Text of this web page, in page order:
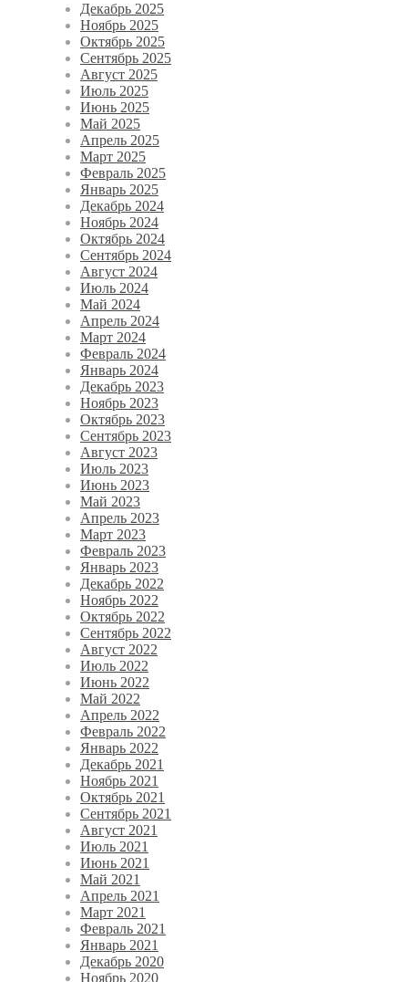
Декабрь 2025
Ноябрь 2025
Октябрь 2025
Сентябрь 2025
Август 2025
Июль 2025
Июнь 2025
Май 2025
Апрель 2025
Март 2025
Февраль 2025
Январь 2025
Декабрь 2024
Ноябрь 2024
Октябрь 2024
Сентябрь 2024
Август 2024
Июль 2024
Май 2024
Апрель 2024
Март 2024
Февраль 2024
Январь 2024
Декабрь 2023
Ноябрь 2023
Октябрь 2023
Сентябрь 2023
Август 2023
Июль 2023
Июнь 2023
Май 2023
Апрель 2023
Март 2023
Февраль 2023
Январь 2023
Декабрь 2022
Ноябрь 2022
Октябрь 2022
Сентябрь 2022
Август 2022
Июль 2022
Июнь 2022
Май 2022
Апрель 2022
Февраль 2022
Январь 2022
Декабрь 2021
Ноябрь 2021
Октябрь 2021
Сентябрь 2021
Август 2021
Июль 2021
Июнь 2021
Май 2021
Апрель 2021
Март 2021
Февраль 2021
Январь 2021
Декабрь 2020
Ноябрь 2020